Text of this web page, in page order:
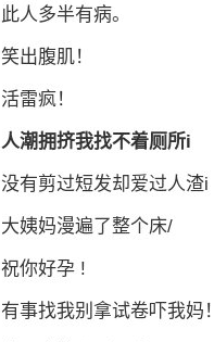
此人多半有病。
笑出腹肌！
活雷疯！
人潮拥挤我找不着厕所i
没有剪过短发却爱过人渣i
大姨妈漫遍了整个床/
祝你好孕 !
有事找我别拿试卷吓我妈！